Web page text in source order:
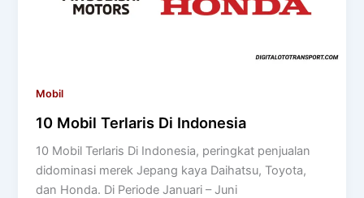
Mobil
10 Mobil Terlaris Di Indonesia
10 Mobil Terlaris Di Indonesia, peringkat penjualan
didominasi merek Jepang kaya Daihatsu, Toyota,
dan Honda. Di Periode Januari – Juni